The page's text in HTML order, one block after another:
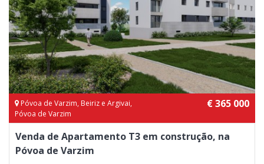
Póvoa de Varzim, Beiriz e Argivai,
Póvoa de Varzim
€ 365 000
Venda de Apartamento T3 em construção, na
Póvoa de Varzim